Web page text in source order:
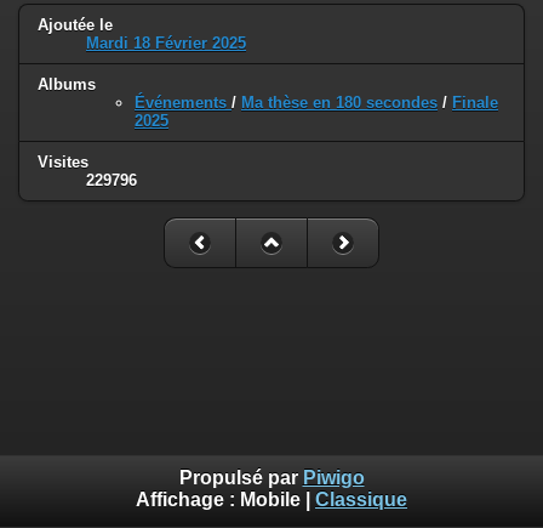
Ajoutée le
Mardi 18 Février 2025
Albums
Événements / Ma thèse en 180 secondes / Finale
2025
Visites
229796
Propulsé par Piwigo
Affichage : Mobile Classique